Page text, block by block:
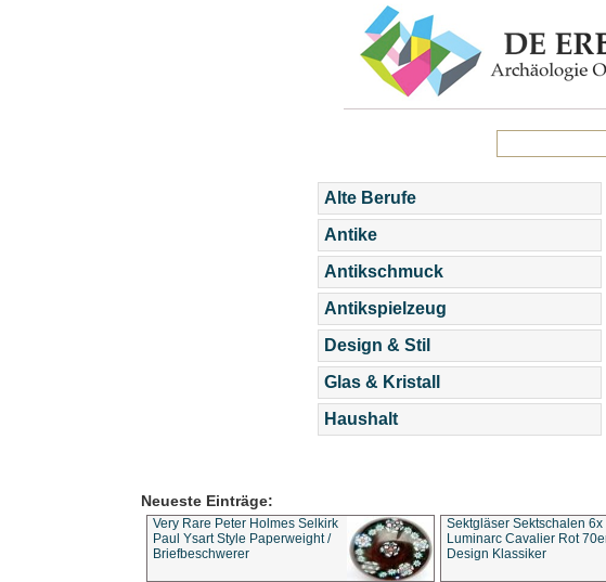
Alte Berufe
Antike
Antikschmuck
Antikspielzeug
Design & Stil
Glas & Kristall
Haushalt
Neueste Einträge:
Very Rare Peter Holmes Selkirk
Paul Ysart Style Paperweight /
Briefbeschwerer
Sektgläser Sektschalen 6x
Luminarc Cavalier Rot
Design Klassiker